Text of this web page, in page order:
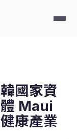
國家資
Maui
康產業